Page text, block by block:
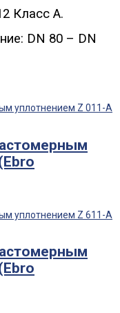
Класс A.
DN 80 – DN